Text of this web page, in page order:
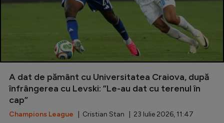
CM 2026
Premier League
LaLiga
Bundesliga
A dat de pământ cu Universitatea Craiova, după
înfrângerea cu Levski: ”Le-au dat cu terenul în
cap”
Champions League | Cristian Stan | 23 Iulie 2026, 11:47